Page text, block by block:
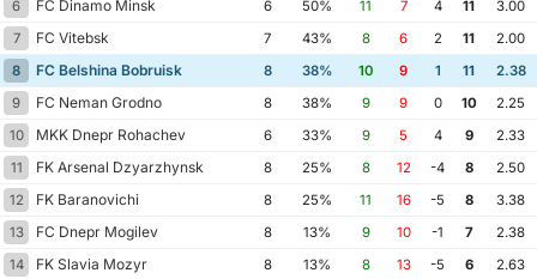
6
FC Dinamo Minsk 6 50% 11 7 4 11
3.00
7
FC Vitebsk 7 43% 8 6 2 11
2.00
8
FC Belshina Bobruisk 8 38% 10 9 1 11
2.38
9
FC Neman Grodno 8 38% 9 9 0 10
2.25
10
MKK Dnepr Rohachev 6 33% 9 5 4 9
2.33
11
FK Arsenal Dzyarzhynsk 8 25% 8 12 -4 8
2.50
12
FK Baranovichi 8 25% 11 16 -5 8
3.38
13
FC Dnepr Mogilev 8 13% 9 10 -1 7
2.38
14
FK Slavia Mozyr 8 13% 8 13 -5 6
2.63